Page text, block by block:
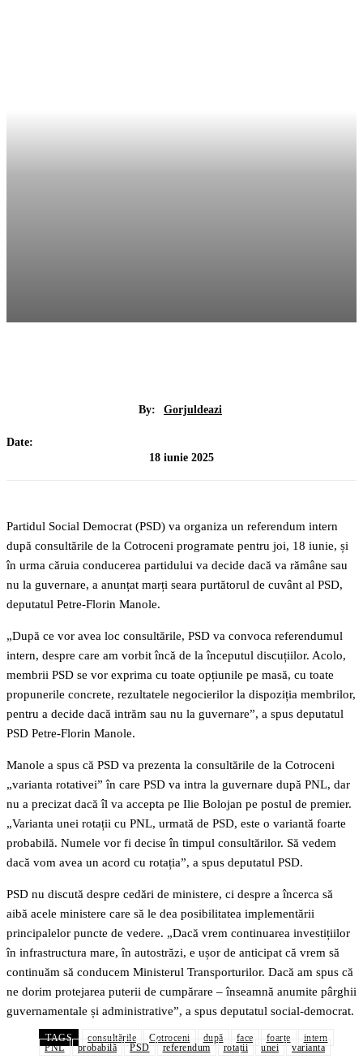
By: Gorjuldeazi
Date:
18 iunie 2025
Partidul Social Democrat (PSD) va organiza un referendum intern
după consultările de la Cotroceni programate pentru joi, 18 iunie, și
în urma căruia conducerea partidului va decide dacă va rămâne sau
nu la guvernare, a anunțat marți seara purtătorul de cuvânt al PSD,
deputatul Petre-Florin Manole.
„După ce vor avea loc consultările, PSD va convoca referendumul
intern, despre care am vorbit încă de la începutul discuțiilor. Acolo,
membrii PSD se vor exprima cu toate opțiunile pe masă, cu toate
propunerile concrete, rezultatele negocierilor la dispoziția membrilor,
pentru a decide dacă intrăm sau nu la guvernare”, a spus deputatul
PSD Petre-Florin Manole.
Manole a spus că PSD va prezenta la consultările de la Cotroceni
„varianta rotativei” în care PSD va intra la guvernare după PNL, dar
nu a precizat dacă îl va accepta pe Ilie Bolojan pe postul de premier.
„Varianta unei rotații cu PNL, urmată de PSD, este o variantă foarte
probabilă. Numele vor fi decise în timpul consultărilor. Să vedem
dacă vom avea un acord cu rotația”, a spus deputatul PSD.
PSD nu discută despre cedări de ministere, ci despre a încerca să
aibă acele ministere care să le dea posibilitatea implementării
principalelor puncte de vedere. „Dacă vrem continuarea investițiilor
în infrastructura mare, în autostrăzi, e ușor de anticipat că vrem să
continuăm să conducem Ministerul Transporturilor. Dacă am spus că
ne dorim protejarea puterii de cumpărare – înseamnă anumite pârghii
guvernamentale și administrative”, a spus deputatul social-democrat.
TAGS consultările Cotroceni după face foarte
intern
PNL
probabilă PSD referendum rotații unei varianta